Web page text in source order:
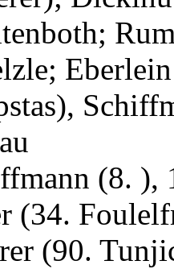
(8. ),
(34.
(90.